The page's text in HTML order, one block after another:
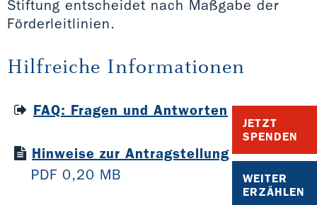
JETZT
SPENDEN
WEITER
ERZÄHLEN
Stiftung entscheidet nach Maßgabe der
Förderleitlinien.
Hilfreiche Informationen
FAQ: Fragen und Antworten
Hinweise zur Antragstellung
PDF 0,20 MB